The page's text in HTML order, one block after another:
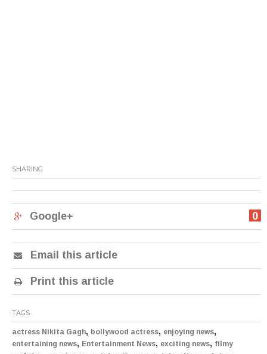
SHARING
0
Google+
Email this article
Print this article
TAGS
actress Nikita Gagh, bollywood actress, enjoying news,
entertaining news, Entertainment News, exciting news, filmy